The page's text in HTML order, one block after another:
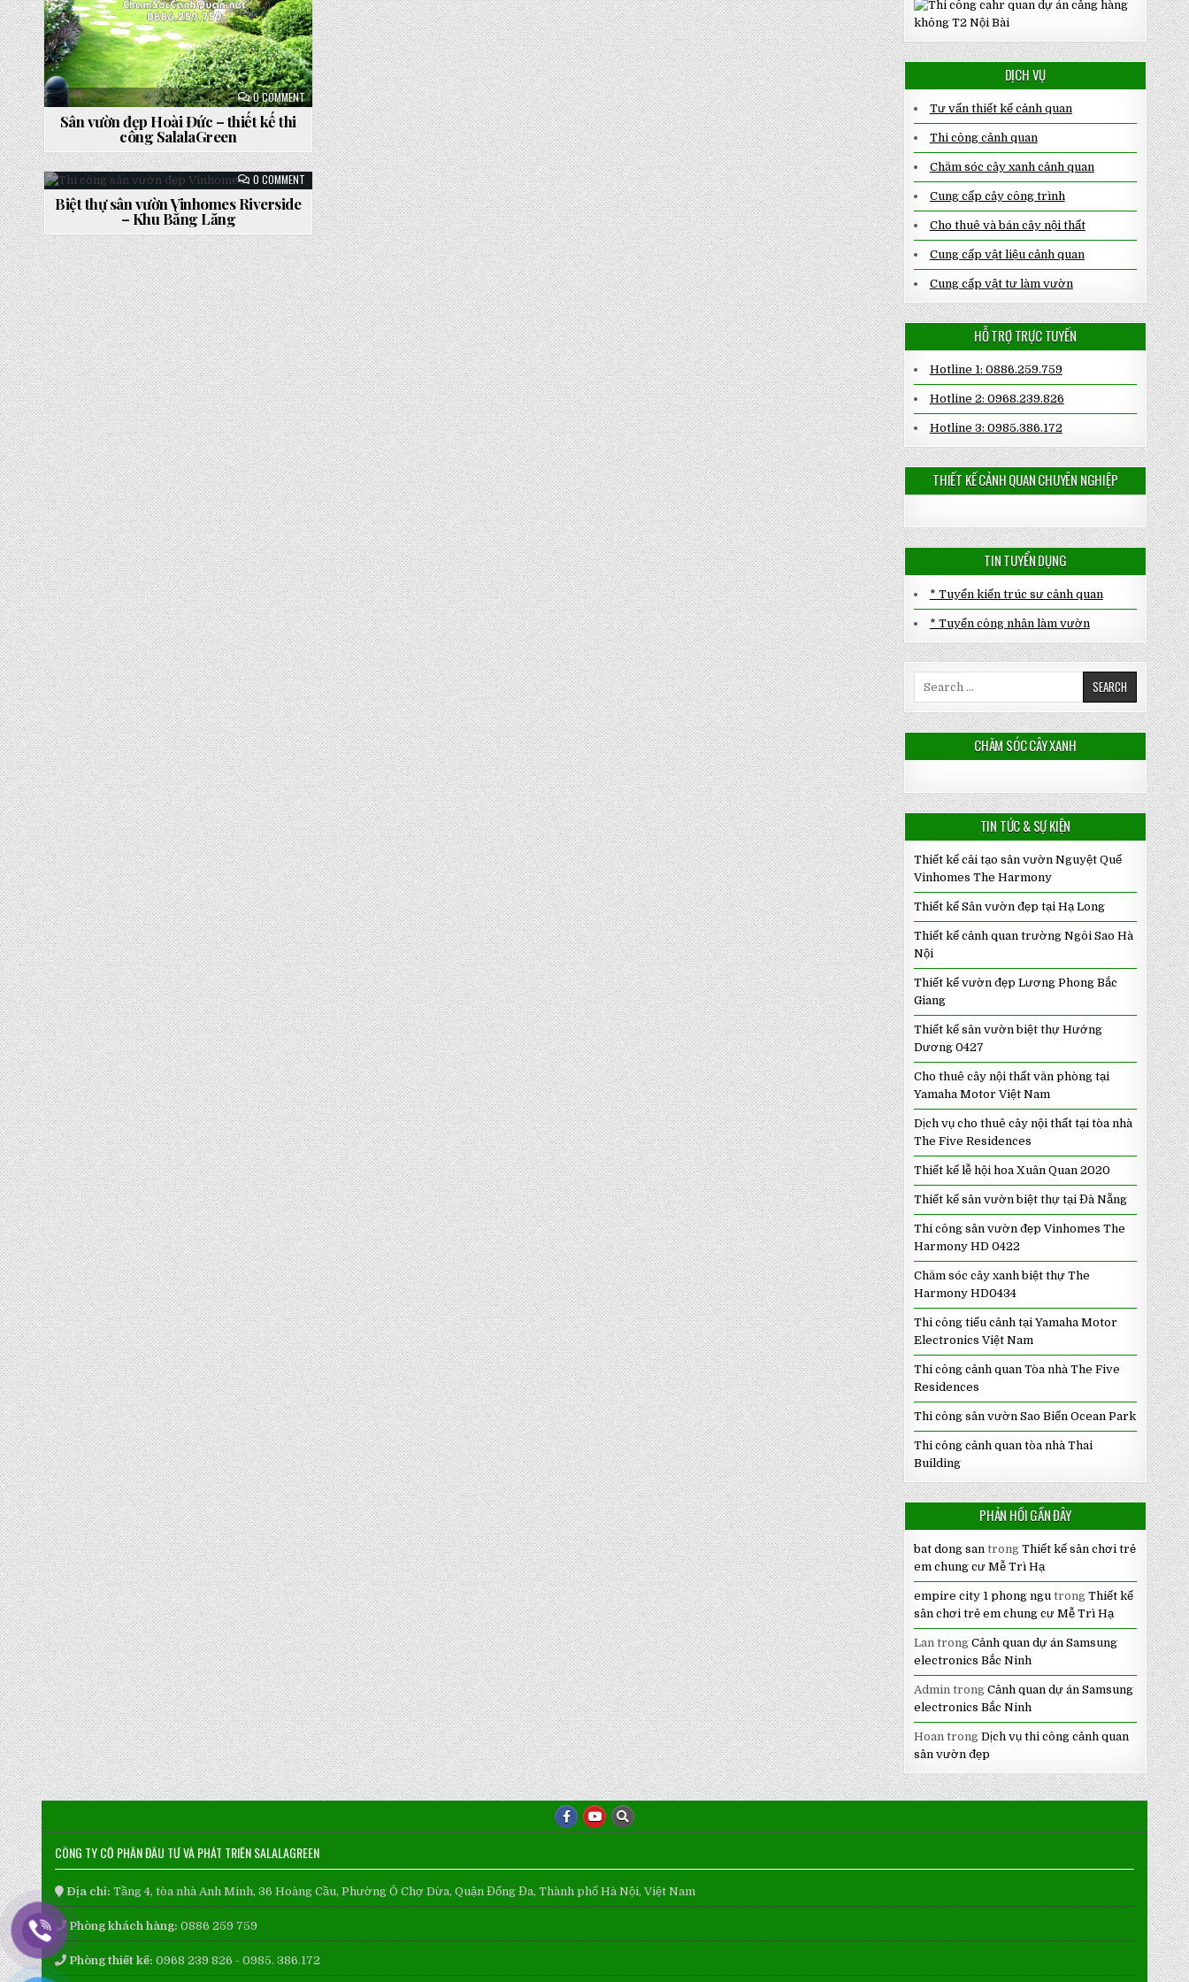
0 COMMENTON
SÂN
VƯỜN
ĐẸP
HOÀI
ĐỨC
–
THIẾT
KẾ
THI
CÔNG
SALALAGREEN
Sân vườn đẹp Hoài Đức – thiết kế thi
công SalalaGreen
THI
CÔNG
SALALAGREEN
NỘI
–
SALALAGREEN
0 COMMENTON
BIỆT
THỰ
SÂN
VƯỜN
VINHOMES
RIVERSIDE
–
KHU
BẰNG
LĂNG
Posted
in
Biệt thự sân vườn Vinhomes Riverside
– Khu Bằng Lăng
DỊCH VỤ
Tư vấn thiết kế cảnh quan
Thi công cảnh quan
Chăm sóc cây xanh cảnh quan
Cung cấp cây công trình
Cho thuê và bán cây nội thất
Cung cấp vật liệu cảnh quan
Cung cấp vật tư làm vườn
HỖ TRỢ TRỰC TUYẾN
Hotline 1: 0886.259.759
Hotline 2: 0968.239.826
Hotline 3: 0985.386.172
THIẾT KẾ CẢNH QUAN CHUYÊN NGHIỆP
TIN TUYỂN DỤNG
* Tuyển kiến trúc sư cảnh quan
* Tuyển công nhân làm vườn
CHĂM SÓC CÂY XANH
TIN TỨC & SỰ KIỆN
Thiết kế cải tạo sân vườn Nguyệt Quế
Vinhomes The Harmony
Thiết kế Sân vườn đẹp tại Hạ Long
Thiết kế cảnh quan trường Ngôi Sao Hà
Nội
Thiết kế vườn đẹp Lương Phong Bắc
Giang
Thiết kế sân vườn biệt thự Hướng
Dương 0427
Cho thuê cây nội thất văn phòng tại
Yamaha Motor Việt Nam
Dịch vụ cho thuê cây nội thất tại tòa nhà
The Five Residences
Thiết kế lễ hội hoa Xuân Quan 2020
Thiết kế sân vườn biệt thự tại Đà Nẵng
Thi công sân vườn đẹp Vinhomes The
Harmony HD 0422
Chăm sóc cây xanh biệt thự The
Harmony HD0434
Thi công tiểu cảnh tại Yamaha Motor
Electronics Việt Nam
Thi công cảnh quan Tòa nhà The Five
Residences
Thi công sân vườn Sao Biển Ocean Park
Thi công cảnh quan tòa nhà Thai
Building
PHẢN HỒI GẦN ĐÂY
bat dong santrong Thiết kế sân chơi trẻ
em chung cư Mễ Trì Hạ
empire city 1 phong ngutrong Thiết kế
sân chơi trẻ em chung cư Mễ Trì Hạ
Lantrong Cảnh quan dự án Samsung
electronics Bắc Ninh
Admintrong Cảnh quan dự án Samsung
electronics Bắc Ninh
Hoantrong Dịch vụ thi công cảnh quan
sân vườn đẹp
CÔNG TY CỔ PHẦN ĐẦU TƯ VÀ PHÁT TRIỂN SALALAGREEN
Địa chỉ: Tầng 4, tòa nhà Anh Minh, 36 Hoàng Cầu, Phường Ô Chợ Dừa, Quận Đống Đa, Thành phố Hà Nội, Việt Nam
Phòng khách hàng: 0886 259 759
Phòng thiết kế: 0968 239 826 - 0985. 386.172